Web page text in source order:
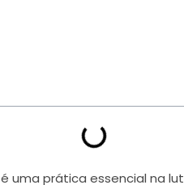
é uma prática essencial na